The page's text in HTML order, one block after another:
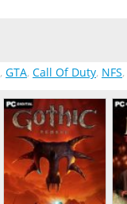
, GTA, Call Of Duty, NFS,